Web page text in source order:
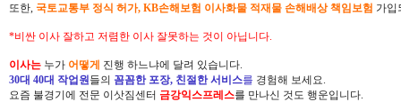
또한, 국토교통부 정식 허가, KB손해보험 이사화물 적재물 손해배상 책임보험 가입
*비싼 이사 잘하고 저렴한 이사 잘못하는 것이 아닙니다.
이사는 누가 어떻게 진행 하느냐에 달려 있습니다.
30대 40대 작업원들의 꼼꼼한 포장, 친절한 서비스를 경험해 보세요.
요즘 불경기에 전문 이삿짐센터 금강익스프레스를 만나신 것도 행운입니다.